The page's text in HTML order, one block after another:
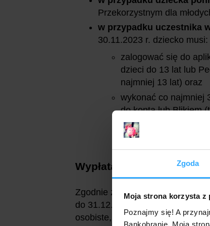
Zgoda
Moja strona korzysta z
Poznajmy się! A
Bankobranie. Moja
Przekorzystnym dla
w przypadku uczestnika
30.11.2023 r. dziecko musi:
zalogować się do
dzieci do 13 lat lub
najmniej 13 lat) oraz
wykonać co najmniej
do konta lub Blikiem
punktach handlowo-
wpłaty, ani wypłaty
Wypłata premii
Zgodnie z regulaminem promocji
do 31.12.2023 r. - do tego czasu
osobiste, ani o rachunek